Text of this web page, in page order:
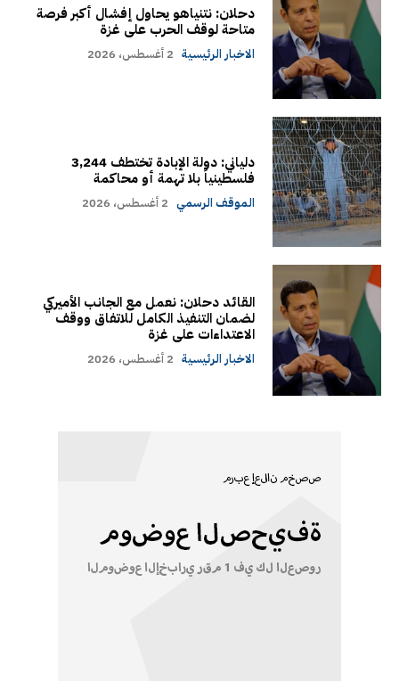
دحلان: نتنياهو يحاول إفشال أكبر فرصة
متاحة لوقف الحرب على غزة
الاخبار الرئيسية 2 أغسطس، 2026
دلياني: دولة الإبادة تختطف 3,244
فلسطينياً بلا تهمة أو محاكمة
الموقف الرسمي 2 أغسطس، 2026
القائد دحلان: نعمل مع الجانب الأميركي
لضمان التنفيذ الكامل للاتفاق ووقف
الاعتداءات على غزة
الاخبار الرئيسية 2 أغسطس، 2026